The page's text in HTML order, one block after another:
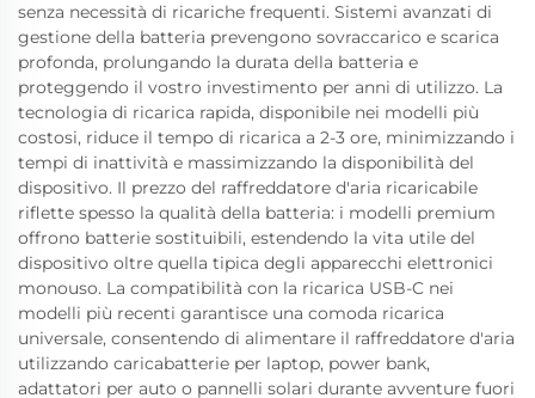
senza necessità di ricariche frequenti. Sistemi avanzati di
gestione della batteria prevengono sovraccarico e scarica
profonda, prolungando la durata della batteria e
proteggendo il vostro investimento per anni di utilizzo. La
tecnologia di ricarica rapida, disponibile nei modelli più
costosi, riduce il tempo di ricarica a 2-3 ore, minimizzando i
tempi di inattività e massimizzando la disponibilità del
dispositivo. Il prezzo del raffreddatore d'aria ricaricabile
riflette spesso la qualità della batteria: i modelli premium
offrono batterie sostituibili, estendendo la vita utile del
dispositivo oltre quella tipica degli apparecchi elettronici
monouso. La compatibilità con la ricarica USB-C nei
modelli più recenti garantisce una comoda ricarica
universale, consentendo di alimentare il raffreddatore d'aria
utilizzando caricabatterie per laptop, power bank,
adattatori per auto o pannelli solari durante avventure fuori